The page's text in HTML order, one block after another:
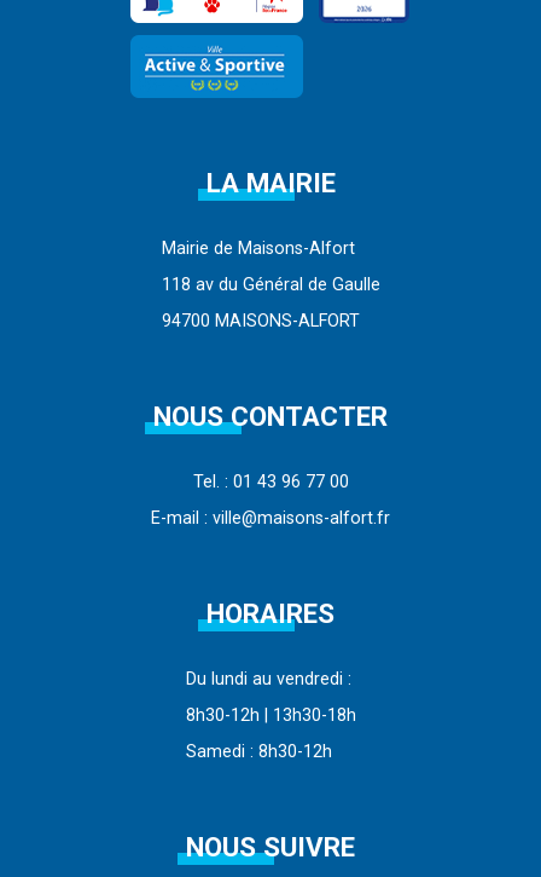
LA MAIRIE
Mairie de Maisons-Alfort
118 av du Général de Gaulle
94700 MAISONS-ALFORT
NOUS CONTACTER
Tel. : 01 43 96 77 00
E-mail : ville@maisons-alfort.fr
HORAIRES
Du lundi au vendredi :
8h30-12h | 13h30-18h
Samedi : 8h30-12h
NOUS SUIVRE